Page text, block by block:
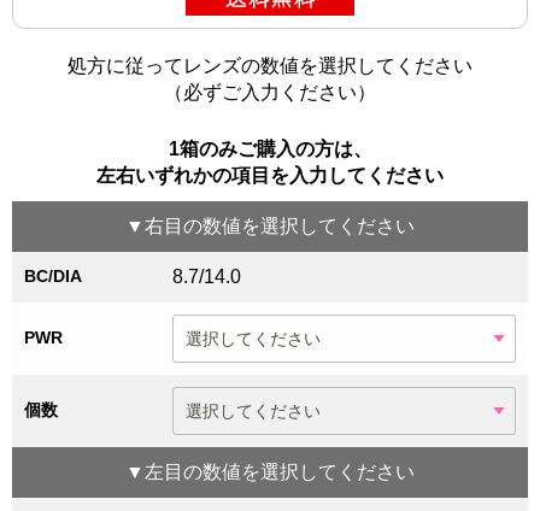
処方に従ってレンズの数値を選択してください
（必ずご入力ください）
1箱のみご購入の方は、
左右いずれかの項目を入力してください
▼右目 の数値を選択してください
BC/DIA 8.7/14.0
PWR
個数
▼ 左目 の数値を選択してください